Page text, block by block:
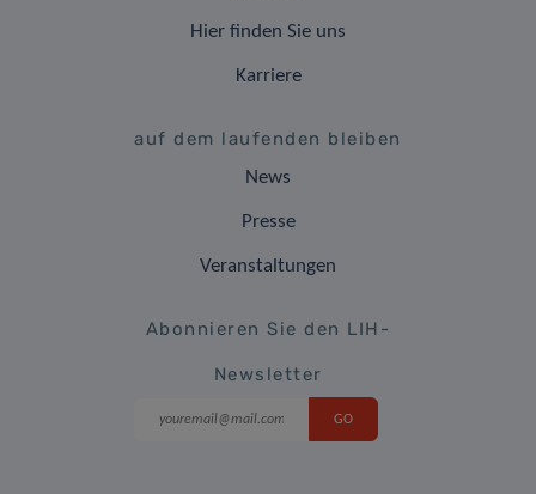
Hier finden Sie uns
Karriere
auf dem laufenden bleiben
News
Presse
Veranstaltungen
Abonnieren Sie den LIH-
Newsletter